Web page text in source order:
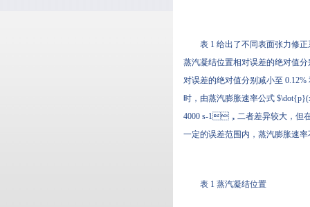
表 1 给出了不同表面张力修正系
蒸汽凝结位置相对误差的绝对值分别
对误差的绝对值分别减小至 0.12%
时，由蒸汽膨胀速率公式
4000 s-1，二者差异较大，但在
一定的误差范围内，蒸汽膨胀速
表 1 蒸汽凝结位置